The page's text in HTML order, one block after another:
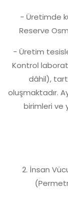
- Üretimde
Reserve
- Üretim
Kontrol
dâhil),
oluşmaktadır.
birimleri ve
2. İnsan